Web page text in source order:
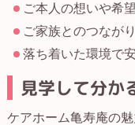
ご本人の想いや希
ご家族とのつなが
落ち着いた環境で
見学して分か
ケアホーム亀寿庵の